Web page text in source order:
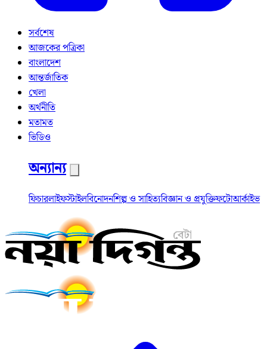
সর্বশেষ
আজকের পত্রিকা
বাংলাদেশ
আন্তর্জাতিক
খেলা
অর্থনীতি
মতামত
ভিডিও
অন্যান্য
ফিচারলাইফস্টাইলবিনোদনশিল্প ও সাহিত্যবিজ্ঞান ও প্রযুক্তিফটোআর্কাইভ